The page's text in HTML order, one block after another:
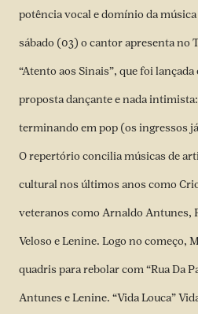
potência vocal e domínio da
sábado (03) o cantor apresenta no
“Atento aos Sinais”, que foi
proposta dançante e nada
terminando em pop (os ingressos
O repertório concilia músicas de
cultural nos últimos anos como
veteranos como Arnaldo Antunes,
Veloso e Lenine. Logo no começo,
quadris para rebolar com “Rua Da
Antunes e Lenine. “Vida Louca”